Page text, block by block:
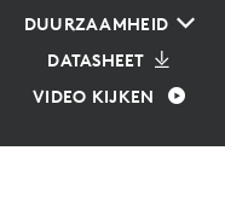
DUURZAAMHEID
DATASHEET
VIDEO KIJKEN